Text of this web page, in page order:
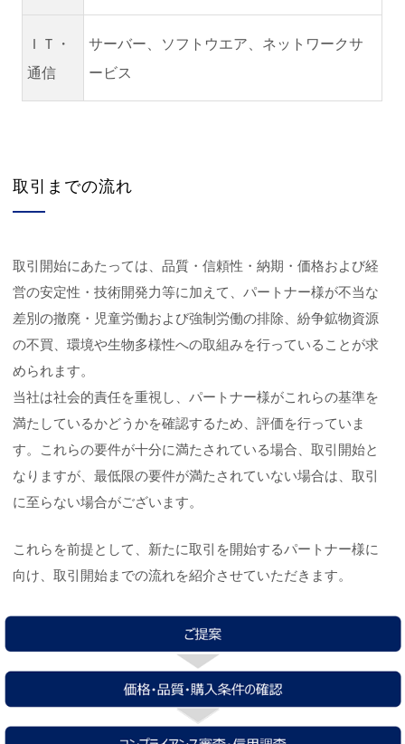
ＩＴ・
通信
サーバー、ソフトウエア、ネットワークサ
ービス
取引までの流れ
取引開始にあたっては、品質・信頼性・納期・価格および経
営の安定性・技術開発力等に加えて、パートナー様が不当な
差別の撤廃・児童労働および強制労働の排除、紛争鉱物資源
の不買、環境や生物多様性への取組みを行っていることが求
められます。
当社は社会的責任を重視し、パートナー様がこれらの基準を
満たしているかどうかを確認するため、評価を行っていま
す。これらの要件が十分に満たされている場合、取引開始と
なりますが、最低限の要件が満たされていない場合は、取引
に至らない場合がございます。
これらを前提として、新たに取引を開始するパートナー様に
向け、取引開始までの流れを紹介させていただきます。